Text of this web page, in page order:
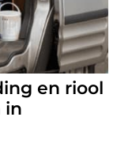
en riool
in